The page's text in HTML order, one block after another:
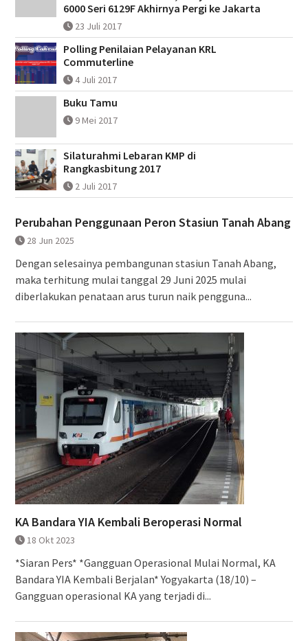
6000 Seri 6129F Akhirnya Pergi ke Jakarta
23 Juli 2017
Polling Penilaian Pelayanan KRL
Commuterline
4 Juli 2017
Buku Tamu
9 Mei 2017
Silaturahmi Lebaran KMP di
Rangkasbitung 2017
2 Juli 2017
Perubahan Penggunaan Peron Stasiun Tanah Abang
28 Jun 2025
Dengan selesainya pembangunan stasiun Tanah Abang,
maka terhitung mulai tanggal 29 Juni 2025 mulai
diberlakukan penataan arus turun naik pengguna...
KA Bandara YIA Kembali Beroperasi Normal
18 Okt 2023
*Siaran Pers* *Gangguan Operasional Mulai Normal, KA
Bandara YIA Kembali Berjalan* Yogyakarta (18/10) –
Gangguan operasional KA yang terjadi di...